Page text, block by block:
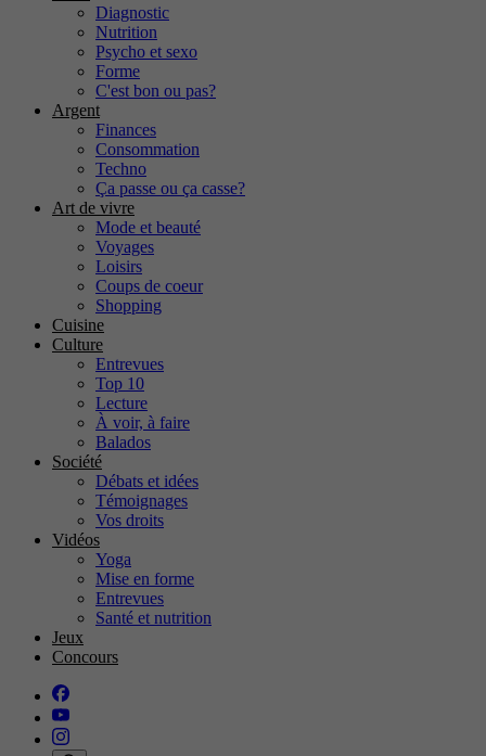
Diagnostic
Nutrition
Psycho et sexo
Forme
C'est bon ou pas?
Argent
Finances
Consommation
Techno
Ça passe ou ça casse?
Art de vivre
Mode et beauté
Voyages
Loisirs
Coups de coeur
Shopping
Cuisine
Culture
Entrevues
Top 10
Lecture
À voir, à faire
Balados
Société
Débats et idées
Témoignages
Vos droits
Vidéos
Yoga
Mise en forme
Entrevues
Santé et nutrition
Jeux
Concours